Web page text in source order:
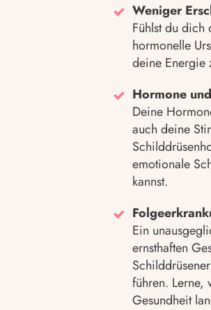
Weniger
Fühlst du dich
hormonelle
deine Energie
Hormone
Deine
auch deine
emotionale
kannst.
Ein
ernsthaften
führen. Lerne,
Gesundheit